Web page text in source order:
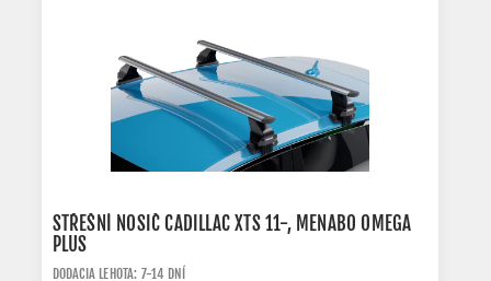
STŘEŠNÍ NOSIČ CADILLAC XTS 11-, MENABO OMEGA
PLUS
DODACIA LEHOTA: 7-14 DNÍ